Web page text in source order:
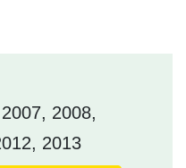
2008,
2013